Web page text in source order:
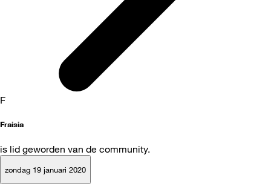
F
Fraisia
is lid geworden van de community.
zondag 19 januari 2020